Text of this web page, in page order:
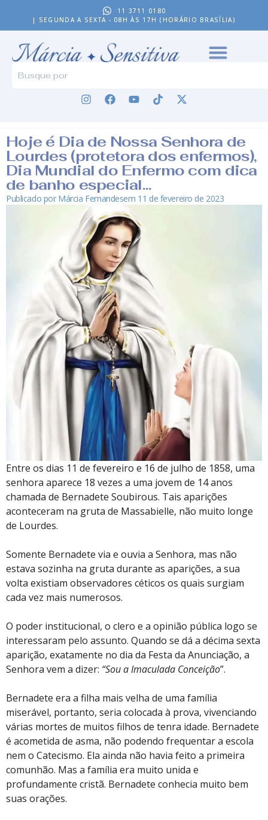
11 3711 0180
| SEGUNDA A SEXTA - 08H ÀS 17H (HORÁRIO BRASÍLIA)
Hoje é Dia de Nossa Senhora de
Lourdes (protetora dos enfermos),
Dia Mundial do Enfermo com dica
de banho especial…
Publicado porMárcia Fernandesem 11 de fevereiro de 2023
Entre os dias 11 de fevereiro e 16 de julho de 1858, uma
senhora aparece 18 vezes a uma jovem de 14 anos
chamada de Bernadete Soubirous. Tais aparições
aconteceram na gruta de Massabielle, não muito longe
de Lourdes.
Somente Bernadete via e ouvia a Senhora, mas não
estava sozinha na gruta durante as aparições, a sua
volta existiam observadores céticos os quais surgiam
cada vez mais numerosos.
O poder institucional, o clero e a opinião pública logo se
interessaram pelo assunto. Quando se dá a décima sexta
aparição, exatamente no dia da Festa da Anunciação, a
Senhora vem a dizer: “Sou a Imaculada Conceição”.
Bernadete era a filha mais velha de uma família
miserável, portanto, seria colocada à prova, vivenciando
várias mortes de muitos filhos de tenra idade. Bernadete
é acometida de asma, não podendo frequentar a escola
nem o Catecismo. Ela ainda não havia feito a primeira
comunhão. Mas a família era muito unida e
profundamente cristã. Bernadete conhecia muito bem
suas orações.